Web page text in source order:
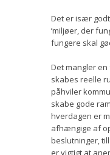
Det er især
’miljøer, der
fungere skal
Det mangler
skabes reelle
påhviler
skabe gode
hverdagen er
afhængige af
beslutninger,
er vigtigt at